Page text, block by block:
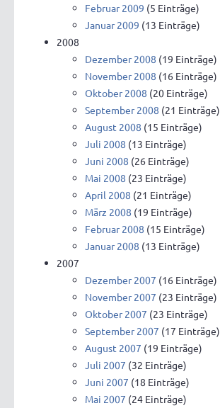
Februar 2009 (5 Einträge)
Januar 2009 (13 Einträge)
2008
Dezember 2008 (19 Einträge)
November 2008 (16 Einträge)
Oktober 2008 (20 Einträge)
September 2008 (21 Einträge)
August 2008 (15 Einträge)
Juli 2008 (13 Einträge)
Juni 2008 (26 Einträge)
Mai 2008 (23 Einträge)
April 2008 (21 Einträge)
März 2008 (19 Einträge)
Februar 2008 (15 Einträge)
Januar 2008 (13 Einträge)
2007
Dezember 2007 (16 Einträge)
November 2007 (23 Einträge)
Oktober 2007 (23 Einträge)
September 2007 (17 Einträge)
August 2007 (19 Einträge)
Juli 2007 (32 Einträge)
Juni 2007 (18 Einträge)
Mai 2007 (24 Einträge)